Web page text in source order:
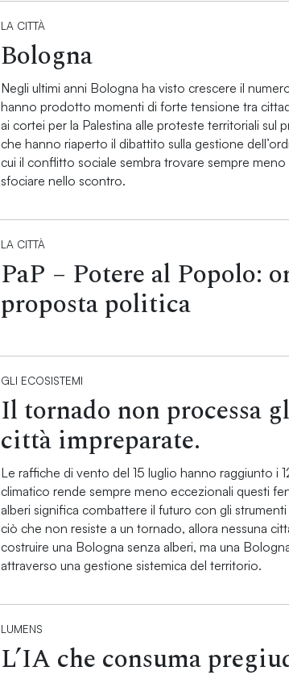
LA CITTÀ
Bologna
Negli ultimi anni Bologna ha visto crescere il
hanno prodotto momenti di forte tensione tra
ai cortei per la Palestina alle proteste territoriali
che hanno riaperto il dibattito sulla gestione
cui il conflitto sociale sembra trovare sempre
sfociare nello scontro.
LA CITTÀ
PaP – Potere al Popolo:
proposta politica
GLI ECOSISTEMI
Il tornado non processa
città impreparate.
Le raffiche di vento del 15 luglio hanno raggiunto i
climatico rende sempre meno eccezionali questi
alberi significa combattere il futuro con gli
ciò che non resiste a un tornado, allora nessuna
costruire una Bologna senza alberi, ma una
attraverso una gestione sistemica del territorio.
LUMENS
L’IA che consuma